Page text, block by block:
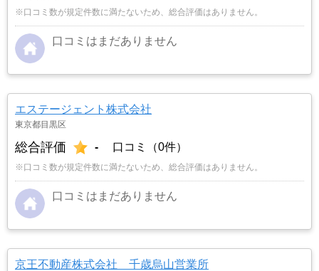
※口コミ数が規定件数に満たないため、総合評価はありません。
口コミはまだありません
エステージェント株式会社
東京都目黒区
総合評価 - 口コミ（0件）
※口コミ数が規定件数に満たないため、総合評価はありません。
口コミはまだありません
京王不動産株式会社 千歳烏山営業所